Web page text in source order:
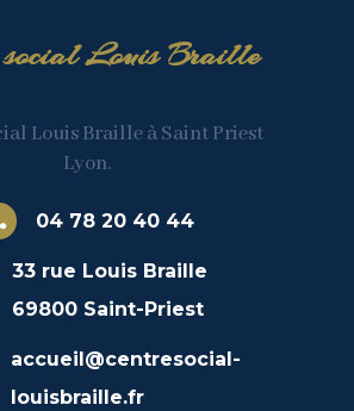
social Louis Braille
Louis Braille à Saint Priest
Lyon.
04 78 20 40 44
33 rue Louis Braille
69800 Saint-Priest
accueil@centresocial-
louisbraille.fr